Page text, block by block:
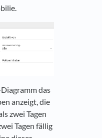
das
anzeigt, die
zwei Tagen
Tagen fällig